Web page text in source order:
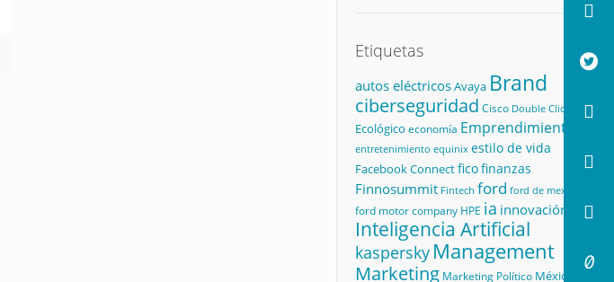
Etiquetas
autos eléctricosAvaya Brand
ciberseguridad Cisco Double Click
Ecológico economía Emprendimiento
entretenimiento equinix estilo de vida
Facebook Connectficofinanzas
Finnosummit Fintech ford ford de mexico
ford motor company HPE ia innovación
Inteligencia Artificial
kaspersky Management
Marketing Marketing Político México